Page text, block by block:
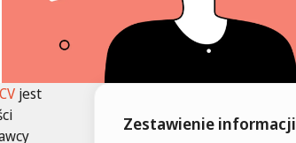
jest
Zestawienie informacji